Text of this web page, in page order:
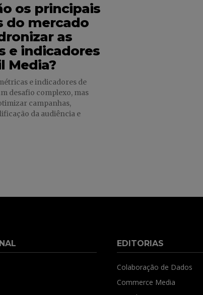
os principais
do mercado
as
e indicadores
Media?
e indicadores de
desafio complexo, mas
campanhas,
da audiência e
EDITORIAS
Colaboração de Dados
Commerce Media